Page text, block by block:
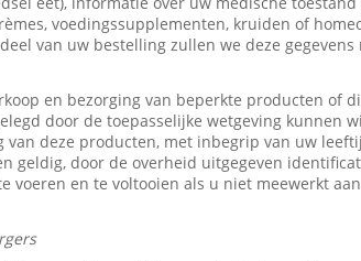
voedingssupplementen, kruiden of
van uw bestelling zullen we deze
en bezorging van beperkte producten of
door de toepasselijke wetgeving kunnen
van deze producten, met inbegrip van uw
geldig, door de overheid uitgegeven
voeren en te voltooien als u niet meewerkt